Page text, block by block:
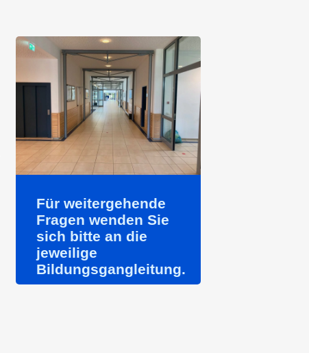
Für weitergehende
Fragen wenden Sie
sich bitte an die
jeweilige
Bildungsgangleitung.